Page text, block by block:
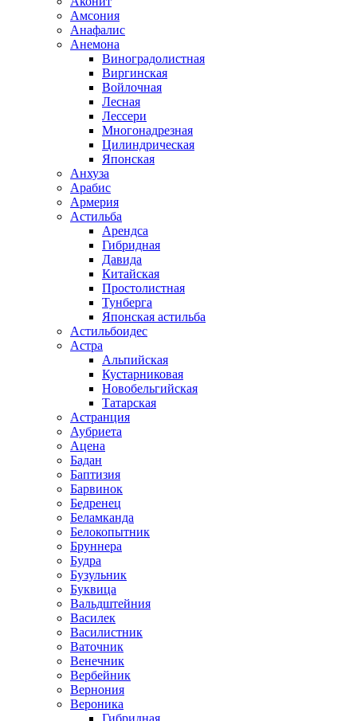
Амсония
Анафалис
Анемона
Виноградолистная
Виргинская
Войлочная
Лесная
Лессери
Многонадрезная
Цилиндрическая
Японская
Анхуза
Арабис
Армерия
Астильба
Арендса
Гибридная
Давида
Китайская
Простолистная
Тунберга
Японская астильба
Астильбоидес
Астра
Альпийская
Кустарниковая
Новобельгийская
Татарская
Астранция
Аубриета
Ацена
Бадан
Баптизия
Барвинок
Бедренец
Беламканда
Белокопытник
Бруннера
Будра
Бузульник
Буквица
Вальдштейния
Василек
Василистник
Ваточник
Венечник
Вербейник
Вернония
Вероника
Гибридная